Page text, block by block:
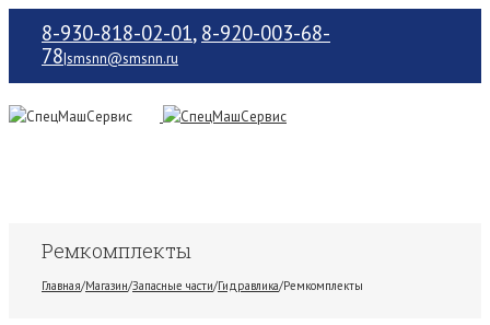
8-930-818-02-01, 8-920-003-68-
78|smsnn@smsnn.ru
Ремкомплекты
Главная/Магазин/Запасные части/Гидравлика/Ремкомплекты